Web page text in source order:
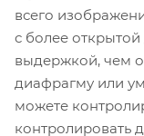
всего
с более
выдержкой, чем
диафрагму или
можете
контролировать